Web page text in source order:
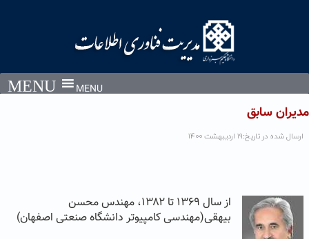
MENU
مدیران سابق
ارسال شده در تاریخ:۱۹ اردیبهشت ۱۴۰۰
از سال ۱۳۶۹ تا ۱۳۸۲، مهندس محسن
بیهقی(مهندسی کامپیوتر دانشگاه صنعتی اصفهان)